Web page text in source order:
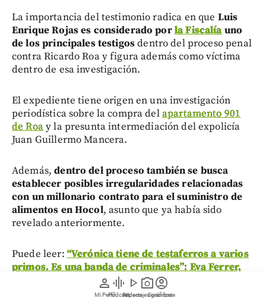
person
Mi Perfil
graphic_eq
Pódcast
play_arrow
Videos
photo_camera
Reportajes gráficos
account_circle
Suscríbete
La importancia del testimonio radica en que Luis
Enrique Rojas es considerado porla Fiscalía uno
de los principales testigosdentro del proceso penal
contra Ricardo Roa y figura además como víctima
dentro de esa investigación.
El expediente tiene origen en una investigación
periodística sobre la compra delapartamento 901
de Roay la presunta intermediación del expolicía
Juan Guillermo Mancera.
Además,dentro del proceso también se busca
establecer posibles irregularidades relacionadas
con un millonario contrato para el suministro de
alimentos en Hocol, asunto que ya había sido
revelado anteriormente.
Puede leer: “Verónica tiene de testaferros a varios
primos. Es una banda de criminales”: Eva Ferrer,
amiga de Alcocer, habla de supuesta red de